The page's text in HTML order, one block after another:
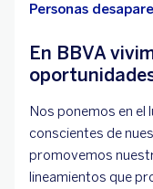
Personas
En BBVA
Nos ponemos en el
conscientes de
promovemos
lineamientos que